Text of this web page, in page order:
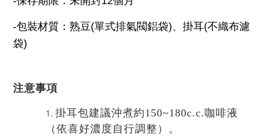
-包裝材質 ：熟豆(單式排氣閥鋁袋)、 掛耳(不織布濾
袋)
注意事項
掛耳包建議沖煮約150~180c.c.咖啡液
（依喜好濃度自行調整）。